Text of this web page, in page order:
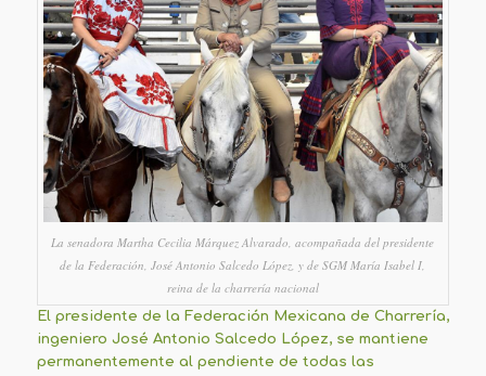
La senadora Martha Cecilia Márquez Alvarado, acompañada del presidente
de la Federación, José Antonio Salcedo López, y de SGM María Isabel I,
reina de la charrería nacional
El presidente de la Federación Mexicana de Charrería,
ingeniero José Antonio Salcedo López, se mantiene
permanentemente al pendiente de todas las